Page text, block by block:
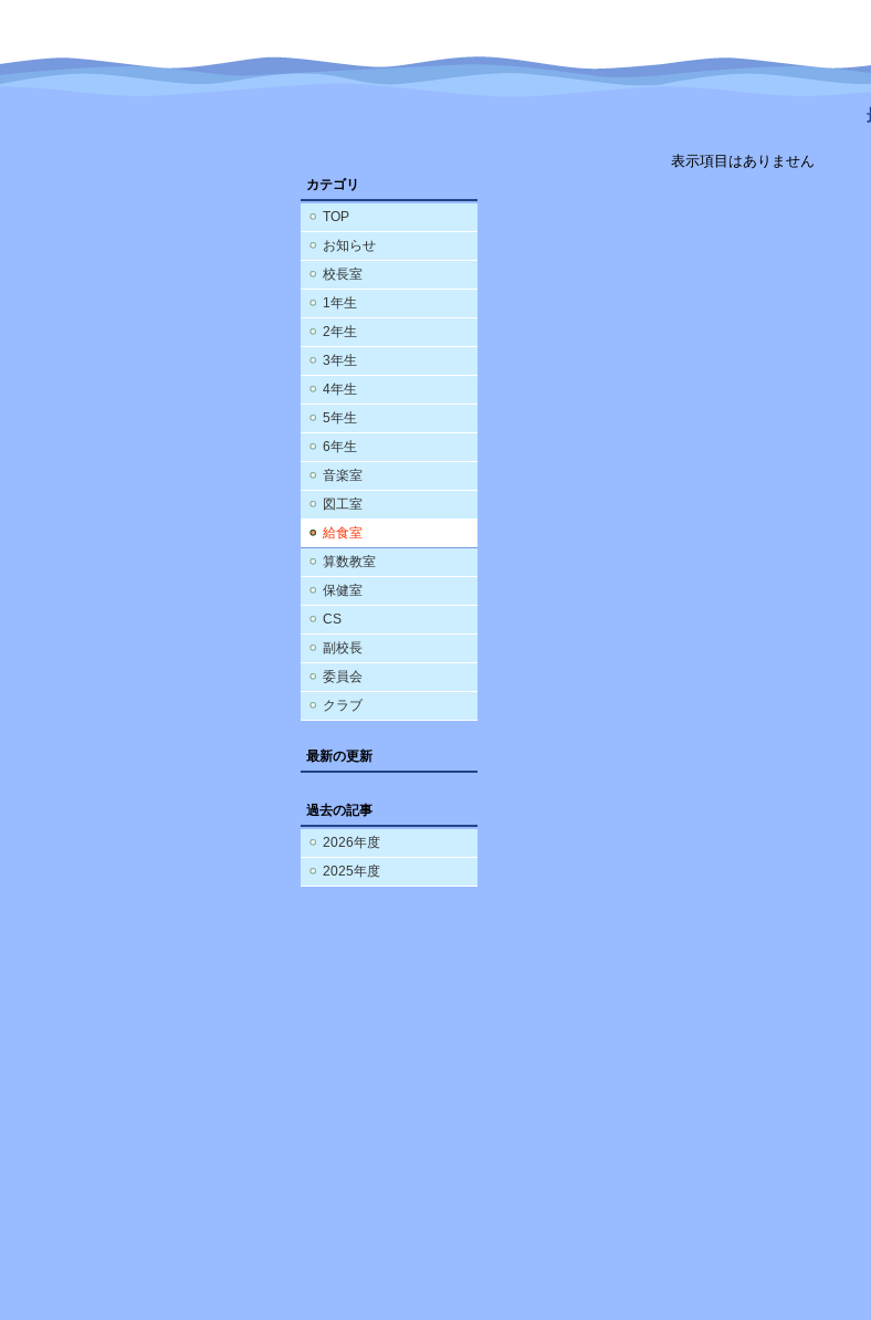
カテゴリ
TOP
お知らせ
校長室
1年生
2年生
3年生
4年生
5年生
6年生
音楽室
図工室
給食室
算数教室
保健室
CS
副校長
委員会
クラブ
最新の更新
過去の記事
2026年度
2025年度
表示項目はありません